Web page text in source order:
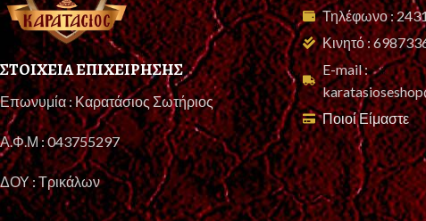
ΣΤΟΙΧΕΙΑ ΕΠΙΧΕΙΡΗΣΗΣ
Επωνυμία : Καρατάσιος Σωτήριος
Α.Φ.Μ : 043755297
ΔΟΥ : Τρικάλων
Τηλέφωνο :
Κινητό :
E-mail :
Ποιοί Είμαστε